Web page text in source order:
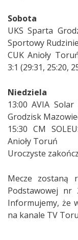
Sobota
UKS Sparta
Sportowy
CUK Anioły
3:1 (29:31, 25:20,
Niedziela
13:00 AVIA
Grodzisk
15:30 CM
Anioły Toruń
Uroczyste
Mecze zostaną
Podstawowej
Informujemy, że
na kanale TV